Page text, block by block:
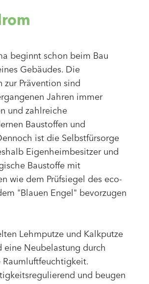
beginnt schon beim Bau
Gebäudes. Die
Prävention sind
Jahren immer
und zahlreiche
Baustoffen und
ist die Selbstfürsorge
Eigenheimbesitzer und
Baustoffe mit
wie dem Prüfsiegel des eco-
"Blauen Engel" bevorzugen
Lehmputze und Kalkputze
Neubelastung durch
und beugen